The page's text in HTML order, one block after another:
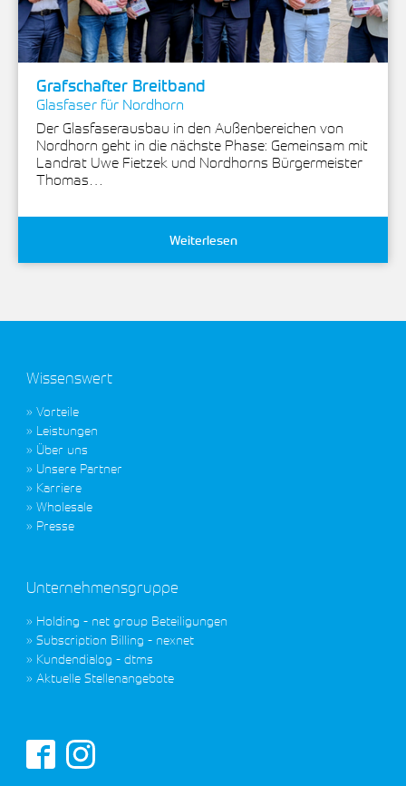
Grafschafter Breitband
Glasfaser für Nordhorn
Der Glasfaserausbau in den Außenbereichen von
Nordhorn geht in die nächste Phase: Gemeinsam mit
Landrat Uwe Fietzek und Nordhorns Bürgermeister
Thomas…
Weiterlesen
Wissenswert
Vorteile
Leistungen
Über uns
Unsere Partner
Karriere
Wholesale
Presse
Unternehmensgruppe
Holding - net group Beteiligungen
Subscription Billing - nexnet
Kundendialog - dtms
Aktuelle Stellenangebote